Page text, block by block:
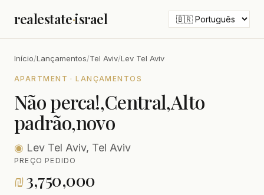
realestate·israel
Início/Lançamentos/Tel Aviv/Lev Tel Aviv
APARTMENT · LANÇAMENTOS
Não perca!,Central,Alto
padrão,novo
◉ Lev Tel Aviv, Tel Aviv
PREÇO PEDIDO
₪3,750,000